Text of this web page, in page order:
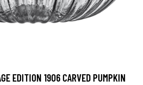
EDITION 1906 CARVED PUMPKIN